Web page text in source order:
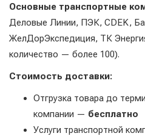
Основные транспортные
Деловые Линии, ПЭК, CDEK,
ЖелДорЭкспедиция, ТК
количество — более 100).
Стоимость доставки:
Отгрузка товара до
компании — бесплатно
Услуги транспортной